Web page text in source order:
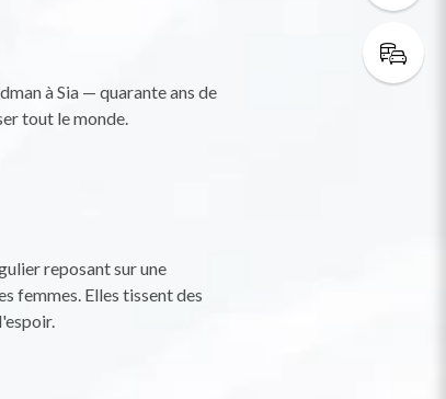
à Sia — quarante ans de
tout le monde.
reposant sur une
femmes. Elles tissent des